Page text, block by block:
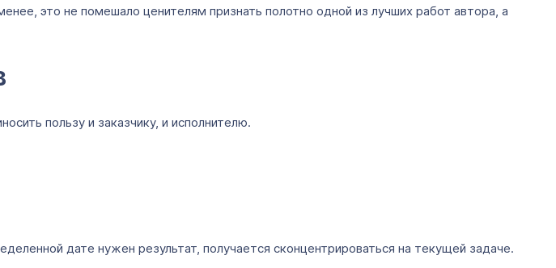
это не помешало ценителям признать полотно одной из лучших работ автора, а
пользу и заказчику, и исполнителю.
дате нужен результат, получается сконцентрироваться на текущей задаче.